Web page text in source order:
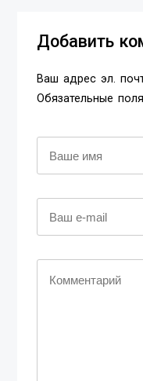
Добавить
Ваш адрес эл.
Обязательные